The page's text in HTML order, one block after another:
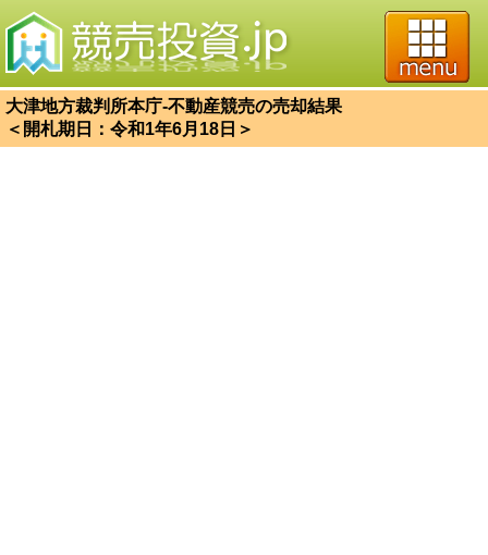
大津地方裁判所本庁-不動産競売の売却結果
＜開札期日：令和1年6月18日＞